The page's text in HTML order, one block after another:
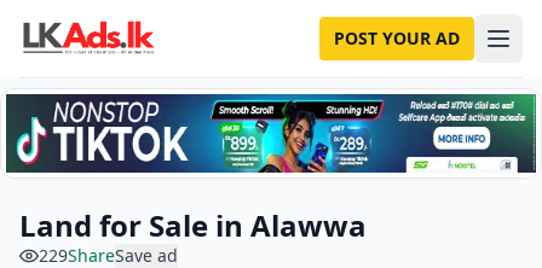
POST YOUR AD
Land for Sale in Alawwa
229ShareSave ad